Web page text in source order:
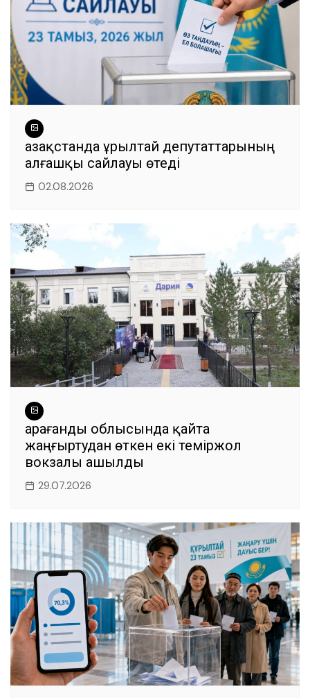
Қазақстанда Құрылтай депутаттарының
алғашқы сайлауы өтеді
02.08.2026
Қарағанды облысында қайта
жаңғыртудан өткен екі теміржол
вокзалы ашылды
29.07.2026